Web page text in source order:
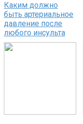
Каким должно
быть артериальное
давление после
любого инсульта